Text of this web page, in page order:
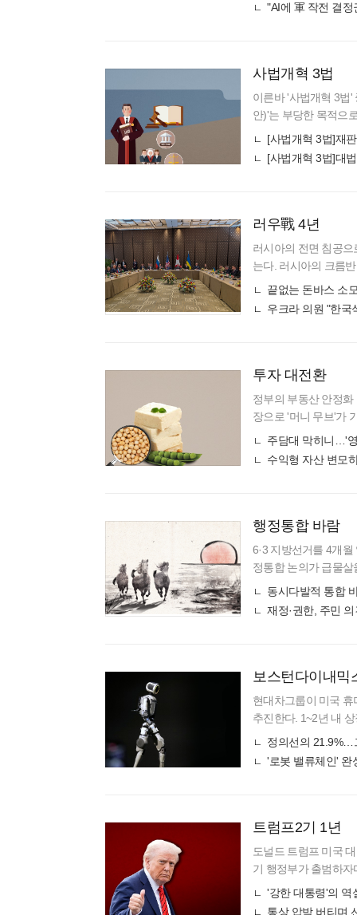
"AI에 軍 작전 결
사법개혁 3법
이른바 '사법개혁 3법'
안)'는 부당한 목적으
있다. 이번 개정안은
[사법개혁 3법]재
[사법개혁 3법]대
러우戰 4년
러시아의 전면 침공
는다. 러시아의 크름
2차 세계 대전 이후
끝없는 돈바스 소
우크라 의원 "한국
투자 대전환
정부의 부동산 안정
장으로 '머니 무브'가
해지면서 역대급 '불
주담대 막히니…'
수익형 자산 변모
행정통합 바람
6·3 지방선거를 4개
정통합 논의가 급물
파격적인 인센티브
동시다발적 통합
재정·권한, 주민
보스턴다이내믹
현대차그룹이 미국
추진한다. 1~2년 내
으로 흘러가고 있다.
정의선의 21.9%…
'로봇 밸류체인' 완
트럼프2기 1년
도널드 트럼프 미국
기 행정부가 출범하
을 바꿔놓았다. '힘의
'강한 대통령'의